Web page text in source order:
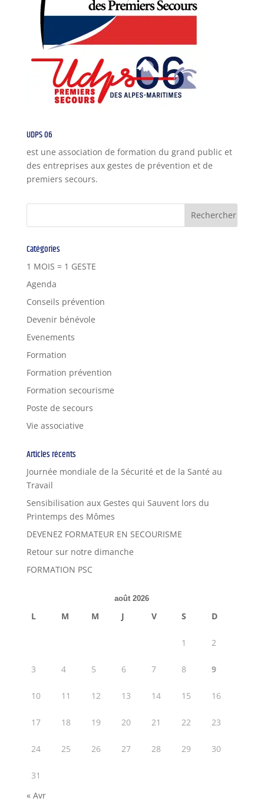
UDPS 06
est une association de formation du grand public et
des entreprises aux gestes de prévention et de
premiers secours.
Catégories
1 MOIS = 1 GESTE
Agenda
Conseils prévention
Devenir bénévole
Evenements
Formation
Formation prévention
Formation secourisme
Poste de secours
Vie associative
Articles récents
Journée mondiale de la Sécurité et de la Santé au
Travail
Sensibilisation aux Gestes qui Sauvent lors du
Printemps des Mômes
DEVENEZ FORMATEUR EN SECOURISME
Retour sur notre dimanche
FORMATION PSC
août 2026
L M M J V S D
1 2
3 4 5 6 7 8 9
10 11 12 13 14 15 16
17 18 19 20 21 22 23
24 25 26 27 28 29 30
31
« Avr